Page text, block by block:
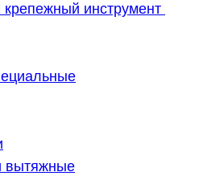
крепежный инструмент
вытяжные